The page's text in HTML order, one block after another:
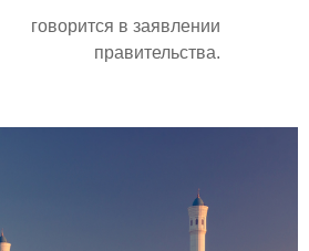
говорится в заявлении
правительства.